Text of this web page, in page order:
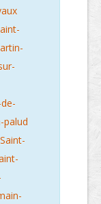
palud
Saint-